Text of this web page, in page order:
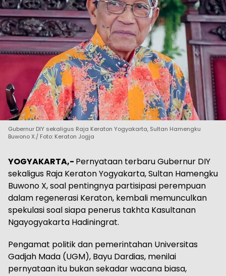
Gubernur DIY sekaligus Raja Keraton Yogyakarta, Sultan Hamengku
Buwono X./ Foto: Keraton Jogja
YOGYAKARTA,- Pernyataan terbaru Gubernur DIY
sekaligus Raja Keraton Yogyakarta, Sultan Hamengku
Buwono X, soal pentingnya partisipasi perempuan
dalam regenerasi Keraton, kembali memunculkan
spekulasi soal siapa penerus takhta Kasultanan
Ngayogyakarta Hadiningrat.
Pengamat politik dan pemerintahan Universitas
Gadjah Mada (UGM), Bayu Dardias, menilai
pernyataan itu bukan sekadar wacana biasa,